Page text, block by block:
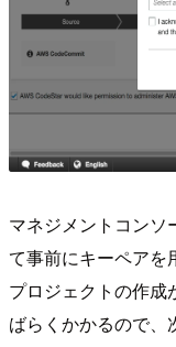
マネジメントコンソ
て事前にキーペアを
プロジェクトの作成
ばらくかかるので、